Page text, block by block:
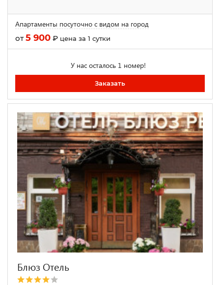
Апартаменты посуточно с видом на город
от5 900 ₽ цена за 1 сутки
У нас осталось 1 номер!
Заказать
Блюз Отель